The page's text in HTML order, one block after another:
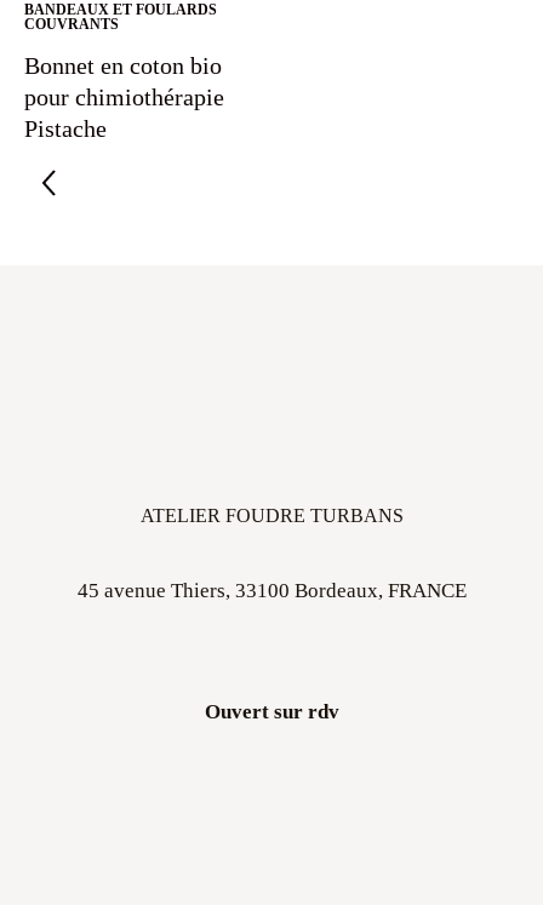
BANDEAUX ET FOULARDS
COUVRANTS
Bonnet en coton bio
pour chimiothérapie
Pistache
ATELIER FOUDRE TURBANS
45 avenue Thiers, 33100 Bordeaux, FRANCE
Ouvert sur rdv